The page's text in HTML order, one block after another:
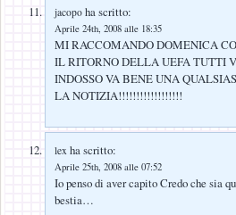
jacopo ha scritto:
Aprile 24th, 2008 alle 18:35
MI RACCOMANDO DOMENICA
IL RITORNO DELLA UEFA TUTTI
INDOSSO VA BENE UNA
LA NOTIZIA!!!!!!!!!!!!!!!!!!
lex ha scritto:
Aprile 25th, 2008 alle 07:52
Io penso di aver capito Credo che sia
bestia…